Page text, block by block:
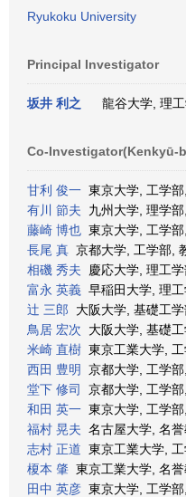
Ryukoku University
Principal Investigator
坂井 利之 龍谷大学, 理
Co-Investigator(Kenkyū-
甘利 俊一 東京大学, 工学
有川 節夫 九州大学, 理学
藤崎 博也 東京大学, 工学
長尾 真 京都大学, 工学部,
相磯 秀夫 慶応大学, 理工
富永 英義 早稲田大学, 理
辻 三郎 大阪大学, 基礎工
鳥居 宏次 大阪大学, 基礎
米崎 直樹 東京工業大学,
西田 豊明
京都大学, 工学
堂下 修司
京都大学, 工学
和田 英一 東京大学, 工学
福村 晃夫 名古屋大学, 名
志村 正道 東京工業大学,
榎本 肇 東京工業大学, 名
田中 英彦 東京大学, 工学